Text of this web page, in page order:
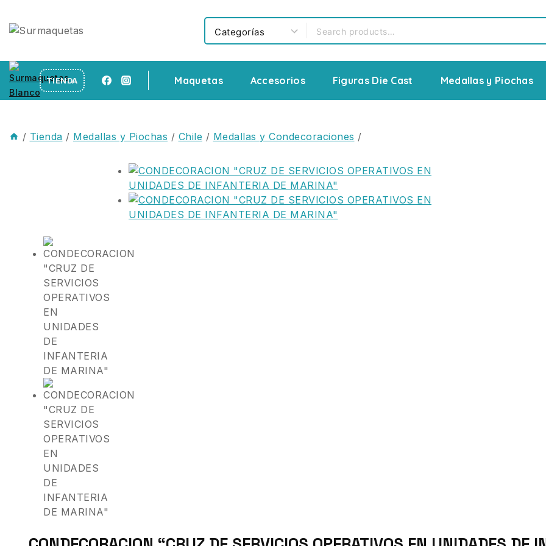
TIENDA Maquetas Accesorios Figuras Die Cast Medallas y Piochas
/ Tienda / Medallas y Piochas / Chile / Medallas y Condecoraciones /